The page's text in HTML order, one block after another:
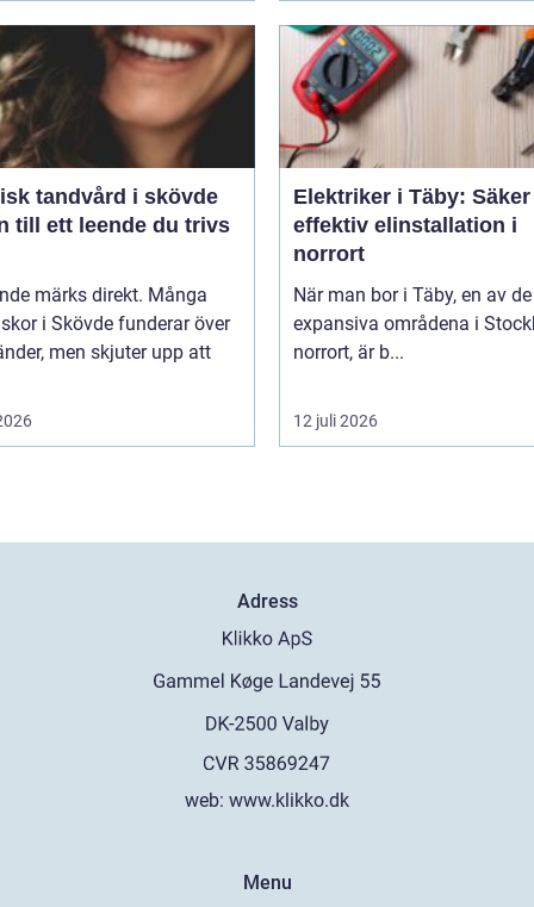
tandvård i skövde
till ett leende du trivs
märks direkt. Många
i Skövde funderar över
men skjuter upp att
Elektriker i Täby:
effektiv elinstallation i
norrort
När man bor i Täby, en av
expansiva områdena i
norrort, är b...
12 juli 2026
Adress
web: www.klikko.dk
Menu